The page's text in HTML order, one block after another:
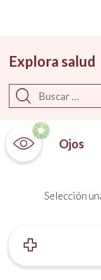
Main
Explora salud
Buscar
Ojos
Selección